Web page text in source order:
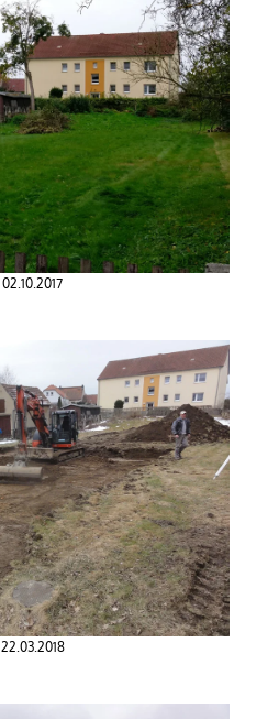
02.10.2017
22.03.2018